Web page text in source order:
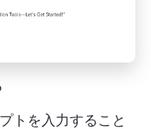
トを入力すること